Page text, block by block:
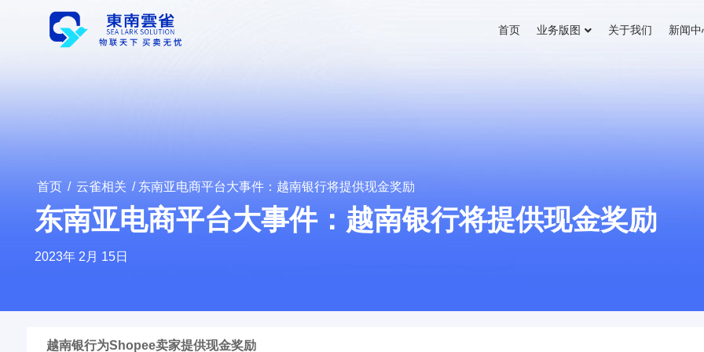
首页 业务版图 关于我们 新闻中
首页 / 云雀相关 / 东南亚电商平台大事件：越南银行将提供现金奖励
东南亚电商平台大事件：越南银行将提供现金奖励
2023年 2月 15日
越南银行为Shopee卖家提供现金奖励